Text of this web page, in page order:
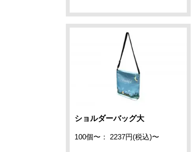
ショルダーバッグ大
100個〜： 2237円(税込)〜